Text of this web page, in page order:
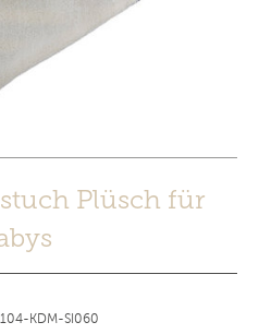
Plüsch für
KDM-SI060